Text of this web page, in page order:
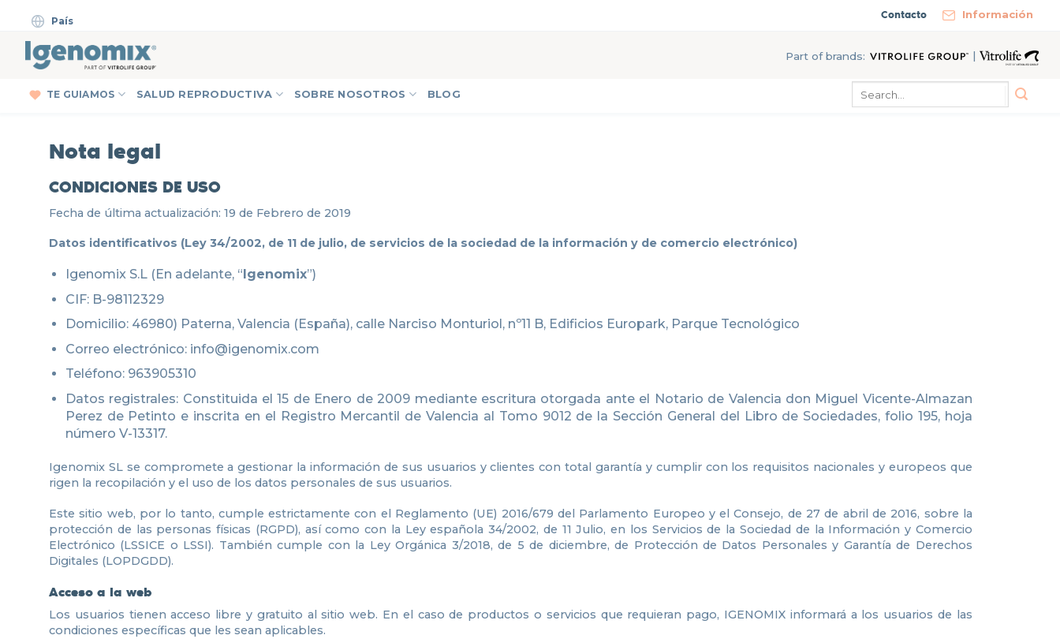
content
País Contacto Información
Part of brands: |
TE GUIAMOS SALUD REPRODUCTIVA SOBRE NOSOTROS BLOG
Nota legal
CONDICIONES DE USO
Fecha de última actualización: 19 de Febrero de 2019
Datos identificativos (Ley 34/2002, de 11 de julio, de servicios de la sociedad de la información y de comercio electrónico)
Igenomix S.L (En adelante, “Igenomix”)
CIF: B-98112329
Domicilio: 46980) Paterna, Valencia (España), calle Narciso Monturiol, nº11 B, Edificios Europark, Parque Tecnológico
Correo electrónico: info@igenomix.com
Teléfono: 963905310
Datos registrales: Constituida el 15 de Enero de 2009 mediante escritura otorgada ante el Notario de Valencia don Miguel Vicente-Almazan
Perez de Petinto e inscrita en el Registro Mercantil de Valencia al Tomo 9012 de la Sección General del Libro de Sociedades, folio 195, hoja
número V-13317.
Igenomix SL se compromete a gestionar la información de sus usuarios y clientes con total garantía y cumplir con los requisitos nacionales y europeos que
rigen la recopilación y el uso de los datos personales de sus usuarios.
Este sitio web, por lo tanto, cumple estrictamente con el Reglamento (UE) 2016/679 del Parlamento Europeo y el Consejo, de 27 de abril de 2016, sobre la
protección de las personas físicas (RGPD), así como con la Ley española 34/2002, de 11 Julio, en los Servicios de la Sociedad de la Información y Comercio
Electrónico (LSSICE o LSSI). También cumple con la Ley Orgánica 3/2018, de 5 de diciembre, de Protección de Datos Personales y Garantía de Derechos
Digitales (LOPDGDD).
Acceso a la web
Los usuarios tienen acceso libre y gratuito al sitio web. En el caso de productos o servicios que requieran pago, IGENOMIX informará a los usuarios de las
condiciones específicas que les sean aplicables.